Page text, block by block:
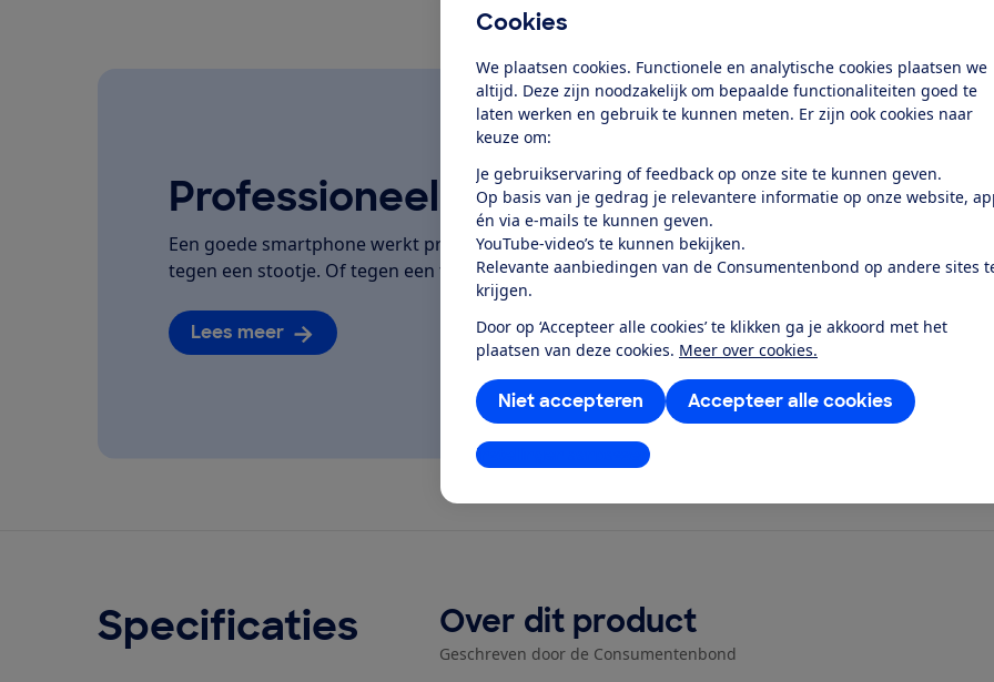
Cookies
We plaatsen cookies. Functionele en analytische cookies plaatsen we
altijd. Deze zijn noodzakelijk om bepaalde functionaliteiten goed te
laten werken en gebruik te kunnen meten. Er zijn ook cookies naar
keuze om:
Je gebruikservaring of feedback op onze site te kunnen geven.
Op basis van je gedrag je relevantere informatie op onze website,
én via e-mails te kunnen geven.
YouTube-video’s te kunnen bekijken.
Relevante aanbiedingen van de Consumentenbond op andere sites
krijgen.
Door op ‘Accepteer alle cookies’ te klikken ga je akkoord met het
plaatsen van deze cookies. Meer over cookies.
Accepteer alle cookies
Niet accepteren
Instellingen aanpassen
Professioneel getest
Een goede smartphone werkt prettig, heeft een goede batterij, en kan
tegen een stootje. Of tegen een flinke regenbui...
Lees meer
Specificaties Over dit product
Geschreven door de Consumentenbond